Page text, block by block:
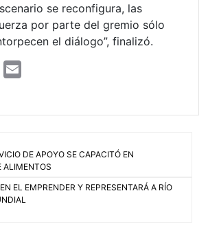
se reconfigura, las
por parte del gremio sólo
el diálogo”, finalizó.
W
A
p
DE APOYO SE CAPACITÓ EN
ALIMENTOS
EL EMPRENDER Y REPRESENTARÁ A RÍO